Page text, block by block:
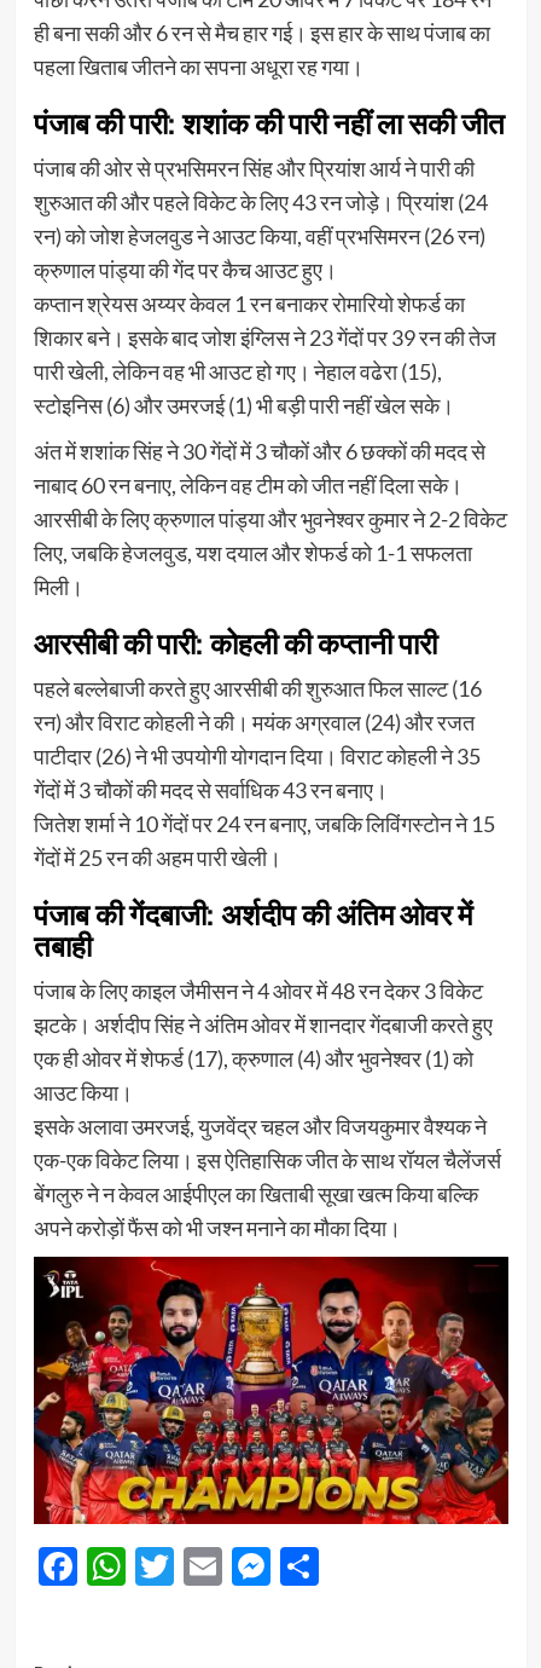
ही बना सकी और 6 रन से मैच हार गई। इस हार के साथ पंजाब का
पहला खिताब जीतने का सपना अधूरा रह गया।
पंजाब की पारी: शशांक की पारी नहीं ला सकी जीत
पंजाब की ओर से प्रभसिमरन सिंह और प्रियांश आर्य ने पारी की
शुरुआत की और पहले विकेट के लिए 43 रन जोड़े। प्रियांश (24
रन) को जोश हेजलवुड ने आउट किया, वहीं प्रभसिमरन (26 रन)
क्रुणाल पांड्या की गेंद पर कैच आउट हुए।
कप्तान श्रेयस अय्यर केवल 1 रन बनाकर रोमारियो शेफर्ड का
शिकार बने। इसके बाद जोश इंग्लिस ने 23 गेंदों पर 39 रन की तेज
पारी खेली, लेकिन वह भी आउट हो गए। नेहाल वढेरा (15),
स्टोइनिस (6) और उमरजई (1) भी बड़ी पारी नहीं खेल सके।
अंत में शशांक सिंह ने 30 गेंदों में 3 चौकों और 6 छक्कों की मदद से
नाबाद 60 रन बनाए, लेकिन वह टीम को जीत नहीं दिला सके।
आरसीबी के लिए क्रुणाल पांड्या और भुवनेश्वर कुमार ने 2-2 विकेट
लिए, जबकि हेजलवुड, यश दयाल और शेफर्ड को 1-1 सफलता
मिली।
आरसीबी की पारी: कोहली की कप्तानी पारी
पहले बल्लेबाजी करते हुए आरसीबी की शुरुआत फिल साल्ट (16
रन) और विराट कोहली ने की। मयंक अग्रवाल (24) और रजत
पाटीदार (26) ने भी उपयोगी योगदान दिया। विराट कोहली ने 35
गेंदों में 3 चौकों की मदद से सर्वाधिक 43 रन बनाए।
जितेश शर्मा ने 10 गेंदों पर 24 रन बनाए, जबकि लिविंगस्टोन ने 15
गेंदों में 25 रन की अहम पारी खेली।
पंजाब की गेंदबाजी: अर्शदीप की अंतिम ओवर में
तबाही
पंजाब के लिए काइल जैमीसन ने 4 ओवर में 48 रन देकर 3 विकेट
झटके। अर्शदीप सिंह ने अंतिम ओवर में शानदार गेंदबाजी करते हुए
एक ही ओवर में शेफर्ड (17), क्रुणाल (4) और भुवनेश्वर (1) को
आउट किया।
इसके अलावा उमरजई, युजवेंद्र चहल और विजयकुमार वैश्यक ने
एक-एक विकेट लिया। इस ऐतिहासिक जीत के साथ रॉयल चैलेंजर्स
बेंगलुरु ने न केवल आईपीएल का खिताबी सूखा खत्म किया बल्कि
अपने करोड़ों फैंस को भी जश्न मनाने का मौका दिया।
Facebook
WhatsApp
Twitter
EmailMessenger
Share